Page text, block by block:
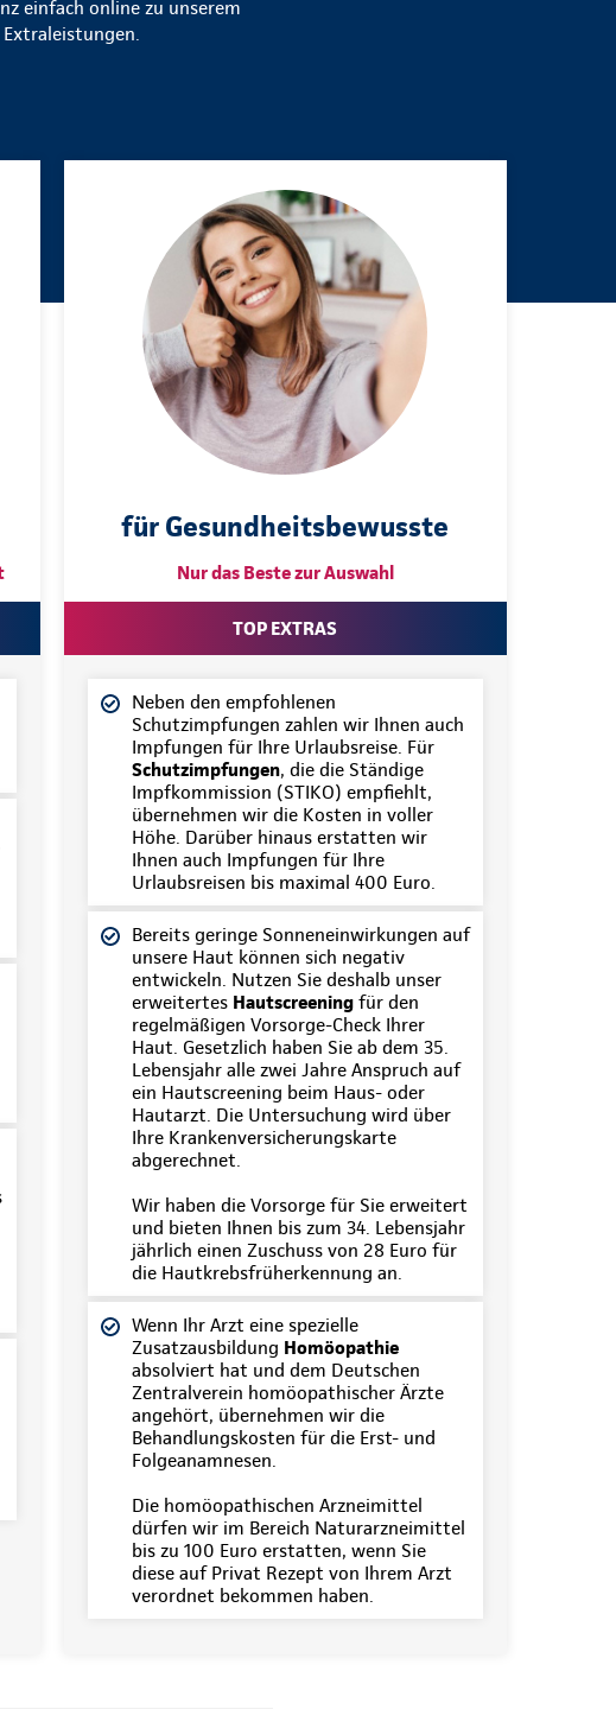
einfach online zu unserem
für Gesundheitsbewusste
Nur das Beste zur Auswahl
TOP EXTRAS
Neben den empfohlenen
Schutzimpfungen zahlen wir Ihnen auch
Impfungen für Ihre Urlaubsreise. Für
Schutzimpfungen, die die Ständige
Impfkommission (STIKO) empfiehlt,
übernehmen wir die Kosten in voller
Höhe. Darüber hinaus erstatten wir
Ihnen auch Impfungen für Ihre
Urlaubsreisen bis maximal 400 Euro.
Bereits geringe Sonneneinwirkungen auf
unsere Haut können sich negativ
entwickeln. Nutzen Sie deshalb unser
erweitertes Hautscreeningfür den
regelmäßigen Vorsorge-Check Ihrer
Haut. Gesetzlich haben Sie ab dem 35.
Lebensjahr alle zwei Jahre Anspruch auf
ein Hautscreening beim Haus- oder
Hautarzt. Die Untersuchung wird über
Ihre Krankenversicherungskarte
abgerechnet.
Wir haben die Vorsorge für Sie erweitert
und bieten Ihnen bis zum 34. Lebensjahr
jährlich einen Zuschuss von 28 Euro für
die Hautkrebsfrüherkennung an.
Wenn Ihr Arzt eine spezielle
Zusatzausbildung Homöopathie
absolviert hat und dem Deutschen
Zentralverein homöopathischer Ärzte
angehört, übernehmen wir die
Behandlungskosten für die Erst- und
Folgeanamnesen.
Die homöopathischen Arzneimittel
dürfen wir im Bereich Naturarzneimittel
bis zu 100 Euro erstatten, wenn Sie
diese auf Privat Rezept von Ihrem Arzt
verordnet bekommen haben.